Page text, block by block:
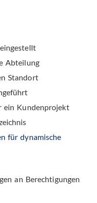
Abteilung
Standort
Kundenprojekt
für dynamische
an Berechtigungen